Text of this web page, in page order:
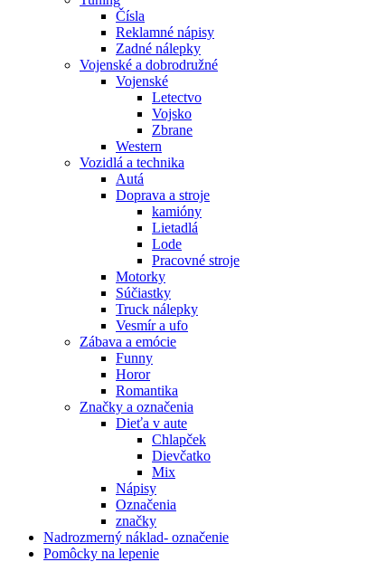
Čísla
Reklamné nápisy
Zadné nálepky
Vojenské a dobrodružné
Vojenské
Letectvo
Vojsko
Zbrane
Western
Vozidlá a technika
Autá
Doprava a stroje
kamióny
Lietadlá
Lode
Pracovné stroje
Motorky
Súčiastky
Truck nálepky
Vesmír a ufo
Zábava a emócie
Funny
Horor
Romantika
Značky a označenia
Dieťa v aute
Chlapček
Dievčatko
Mix
Nápisy
Označenia
značky
Nadrozmerný náklad- označenie
Pomôcky na lepenie